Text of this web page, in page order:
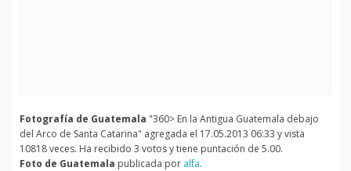
Fotografía de Guatemala "360> En la Antigua Guatemala debajo
del Arco de Santa Catarina" agregada el 17.05.2013 06:33 y vista
10818 veces. Ha recibido 3 votos y tiene puntación de 5.00.
Foto de Guatemala publicada por alfa.